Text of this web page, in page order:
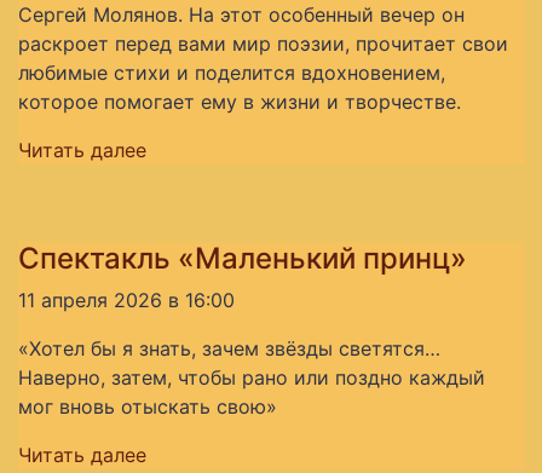
Сергей Молянов. На этот особенный вечер он
раскроет перед вами мир поэзии, прочитает свои
любимые стихи и поделится вдохновением,
которое помогает ему в жизни и творчестве.
Читать далее
Спектакль «Маленький принц»
11 апреля 2026 в 16:00
«Хотел бы я знать, зачем звёзды светятся…
Наверно, затем, чтобы рано или поздно каждый
мог вновь отыскать свою»
Читать далее